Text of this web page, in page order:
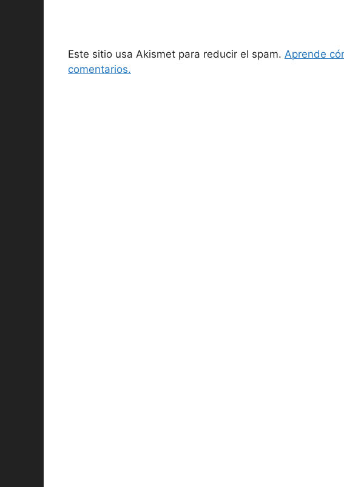
Este sitio usa Akismet para reducir el spam. Aprende
comentarios.